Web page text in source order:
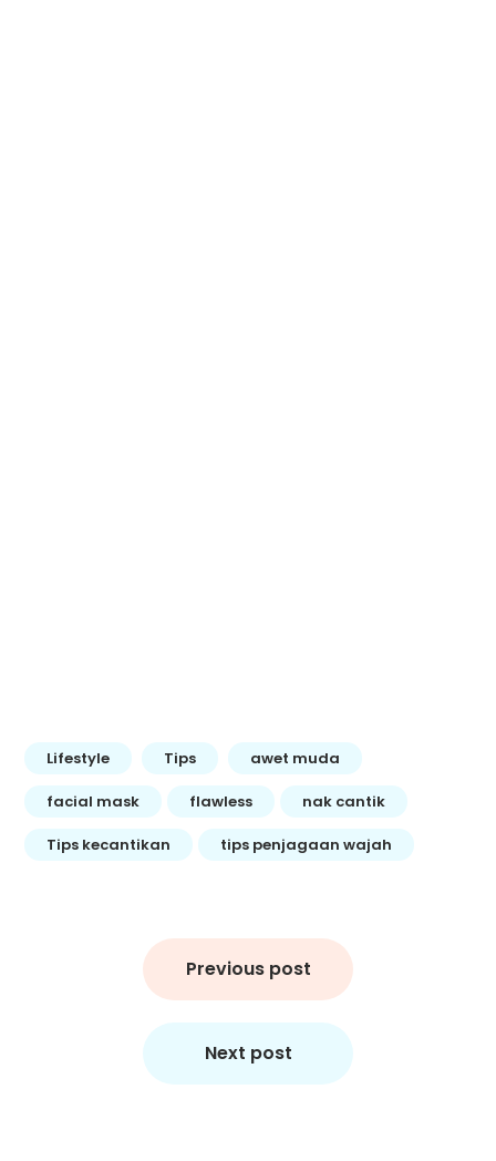
Lifestyle Tips awet muda
facial mask flawless nak cantik
Tips kecantikan tips penjagaan wajah
Previous post
Next post